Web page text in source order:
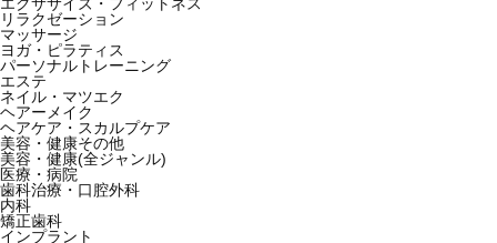
リラクゼーション
マッサージ
ヨガ・ピラティス
パーソナルトレーニング
エステ
ネイル・マツエク
ヘアーメイク
ヘアケア・スカルプケア
美容・健康その他
美容・健康(全ジャンル)
医療・病院
歯科治療・口腔外科
内科
矯正歯科
インプラント